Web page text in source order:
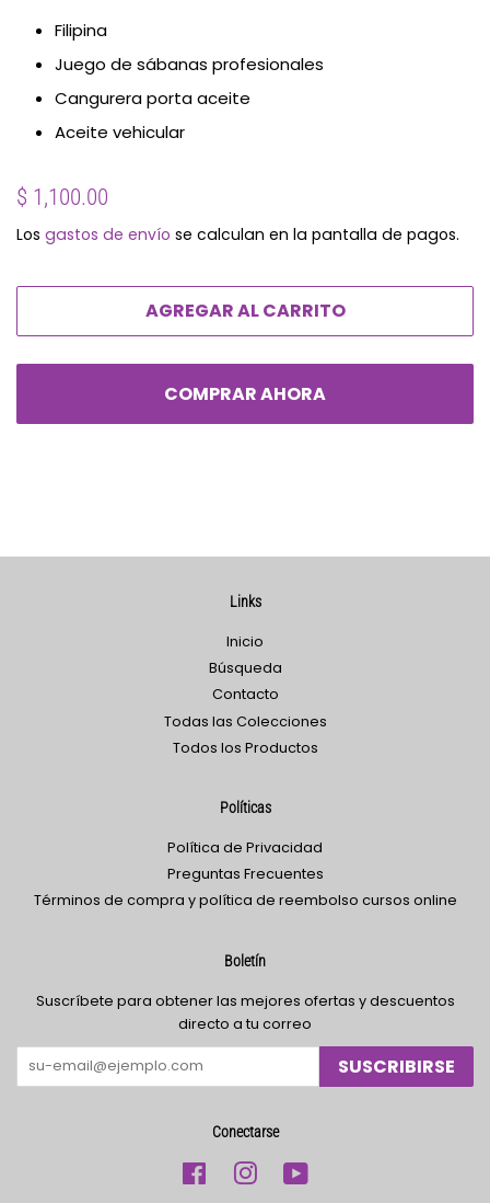
Filipina
Juego de sábanas profesionales
Cangurera porta aceite
Aceite vehicular
Precio
$ 1,100.00
oferta
Los gastos de envío se calculan en la pantalla de pagos.
AGREGAR AL CARRITO
COMPRAR AHORA
Links
Inicio
Búsqueda
Contacto
Todas las Colecciones
Todos los Productos
Políticas
Política de Privacidad
Preguntas Frecuentes
Términos de compra y política de reembolso cursos online
Boletín
Suscríbete para obtener las mejores ofertas y descuentos
directo a tu correo
SUSCRIBIRSE
Conectarse
FacebookInstagram